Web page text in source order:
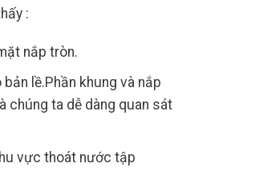
:
nắp tròn.
lề.Phần khung và nắp
chúng ta dễ dàng quan sát
vực thoát nước tập